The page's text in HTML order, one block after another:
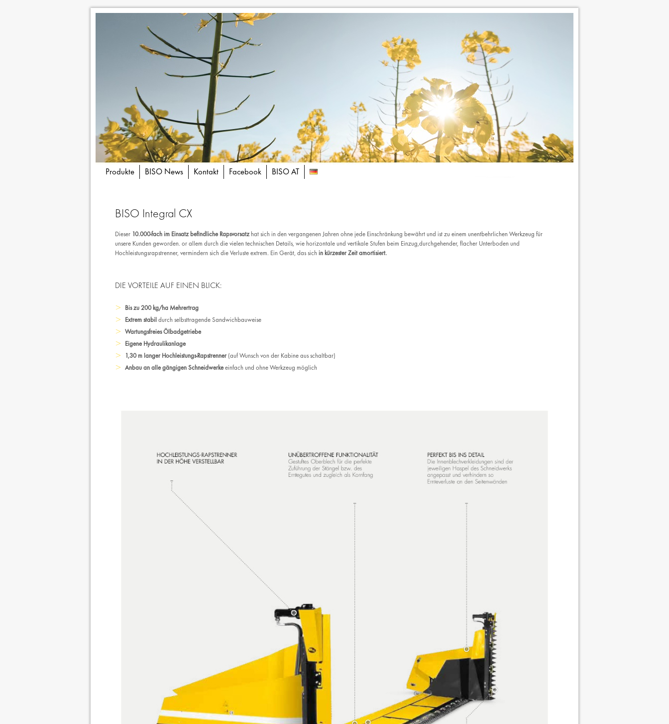
Produkte BISO News Kontakt Facebook BISO AT
BISO Integral CX
Dieser 10.000-fach im Einsatz befindliche Rapsvorsatzhat sich in den vergangenen Jahren ohne jede Einschränkung bewährt und ist zu einem unentbehrlichen Werkzeug für
unsere Kunden geworden. or allem durch die vielen technischen Details, wie horizontale und vertikale Stufen beim Einzug,durchgehender, flacher Unterboden und
Hochleistungsrapstrenner, vermindern sich die Verluste extrem. Ein Gerät, das sich in kürzester Zeit amortisiert.
DIE VORTEILE AUF EINEN BLICK:
Bis zu 200 kg/ha Mehrertrag
Extrem stabil durch selbsttragende Sandwichbauweise
Wartungsfreies Ölbadgetriebe
Eigene Hydraulikanlage
1,30 m langer Hochleistungs-Rapstrenner (auf Wunsch von der Kabine aus schaltbar)
Anbau an alle gängigen Schneidwerke einfach und ohne Werkzeug möglich